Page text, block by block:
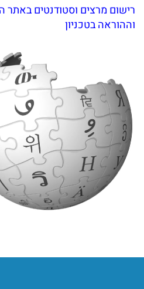
רישום מרצים וסטודנטיםבאתר
וההוראה בטכניון